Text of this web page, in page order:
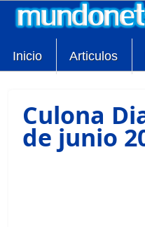
Inicio Articulos
Culona
de junio